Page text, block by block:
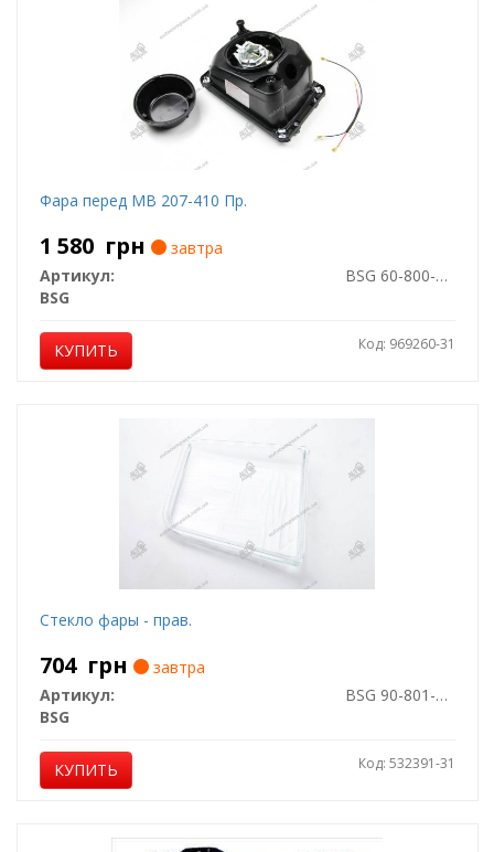
Фара перед MB 207-410 Пр.
1 580 грн
завтра
Артикул:
BSG 60-800-002
BSG
КУПИТЬ Код: 969260-31
Стекло фары - прав.
704 грн
завтра
Артикул:
BSG 90-801-003
BSG
КУПИТЬ Код: 532391-31